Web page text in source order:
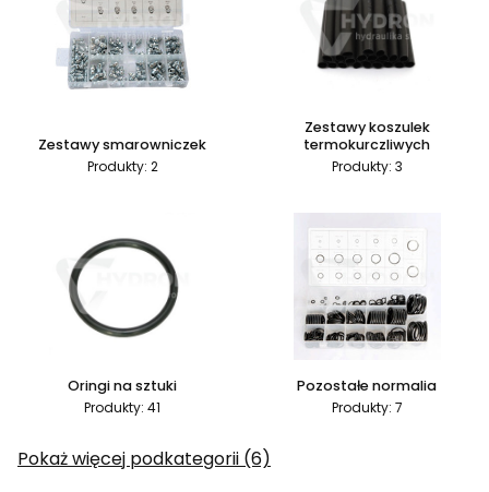
Zestawy smarowniczek
Produkty: 2
Zestawy koszulek
termokurczliwych
Produkty: 3
Oringi na sztuki
Produkty: 41
Pozostałe normalia
Produkty: 7
Pokaż więcej podkategorii (6)